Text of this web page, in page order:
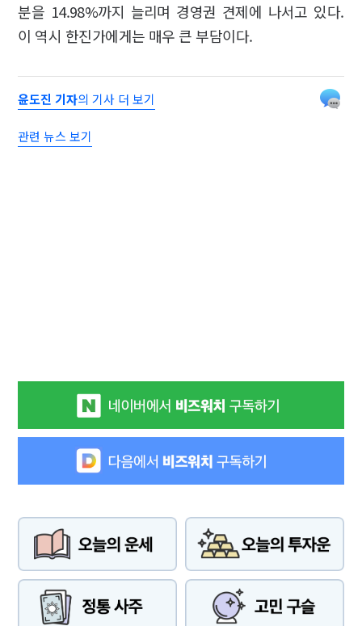
분을 14.98%까지 늘리며 경영권 견제에 나서고 있다.
이 역시 한진가에게는 매우 큰 부담이다.
윤도진 기자의 기사 더 보기
관련 뉴스 보기